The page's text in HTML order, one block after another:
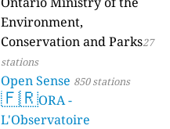
Environment,
Conservation and Parks27
stations
Open Sense 850 stations
🇫🇷ORA -
L'Observatoire